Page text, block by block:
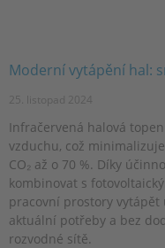
Moderní vytápění hal:
25. listopad 2024
Infračervená halová
vzduchu, což
CO₂ až o 70 %. Díky
kombinovat s
pracovní prostory
aktuální potřeby a bez
rozvodné sítě.